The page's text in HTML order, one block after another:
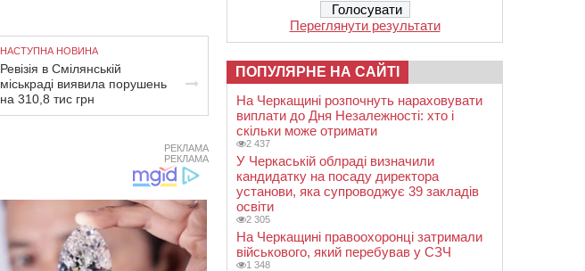
НАСТУПНА НОВИНА
Ревізія в Смілянській
міськраді виявила порушень
на 310,8 тис грн
РЕКЛАМА
РЕКЛАМА
Переглянути результати
ПОПУЛЯРНЕ НА САЙТІ
На Черкащині розпочнуть нараховувати
виплати до Дня Незалежності: хто і
скільки може отримати
2 437
У Черкаській облраді визначили
кандидатку на посаду директора
установи, яка супроводжує 39 закладів
освіти
2 305
На Черкащині правоохоронці затримали
військового, який перебував у СЗЧ
1 348